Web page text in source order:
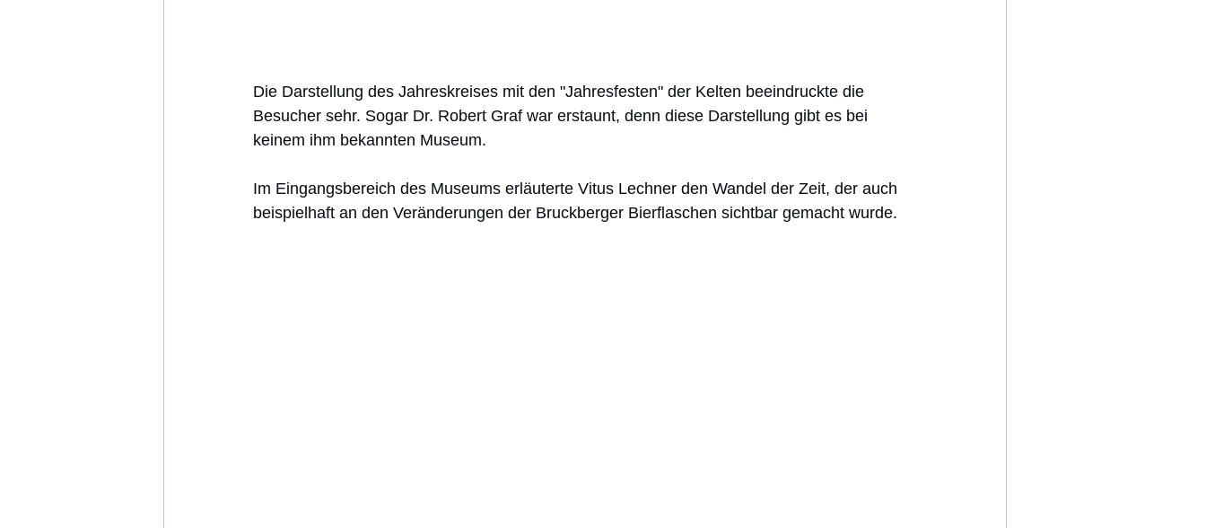
Die Darstellung des Jahreskreises mit den "Jahresfesten" der Kelten beeindruckte die
Besucher sehr. Sogar Dr. Robert Graf war erstaunt, denn diese Darstellung gibt es bei
keinem ihm bekannten Museum.
Im Eingangsbereich des Museums erläuterte Vitus Lechner den Wandel der Zeit, der auch
beispielhaft an den Veränderungen der Bruckberger Bierflaschen sichtbar gemacht wurde.